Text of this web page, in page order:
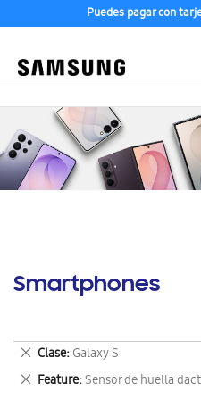
Puedes pagar con
Smartphones
Clase Galaxy S
Eliminar
este
artículo
Feature Sensor de huella
Eliminar